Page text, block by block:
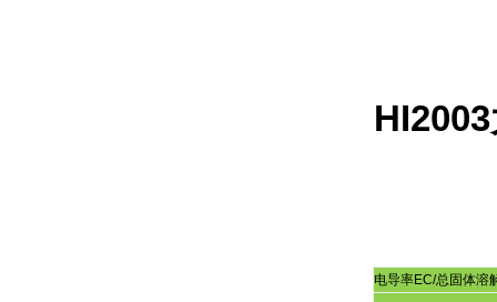
HI2003
电导率EC/总固体溶